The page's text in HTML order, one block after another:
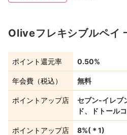
Oliveフレキシブルペイ
ポイント還元率 0.50%
年会費（税込） 無料
ポイントアップ店
セブン‐イレブ
ド、ドトール
ポイントアップ店
8%(＊1)